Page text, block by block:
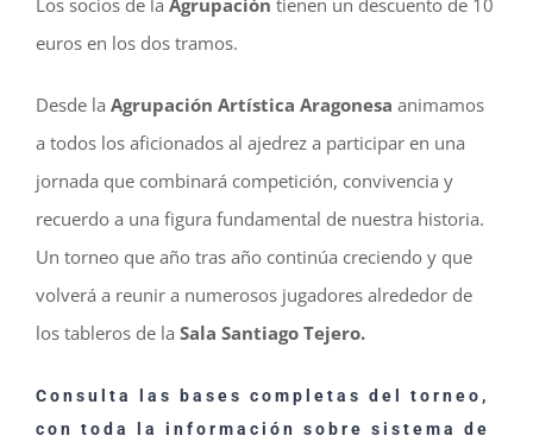
euros en los dos tramos.
Desde la Agrupación Artística Aragonesa animamos
a todos los aficionados al ajedrez a participar en una
jornada que combinará competición, convivencia y
recuerdo a una figura fundamental de nuestra historia.
Un torneo que año tras año continúa creciendo y que
volverá a reunir a numerosos jugadores alrededor de
los tableros de la Sala Santiago Tejero.
Consulta las bases completas del torneo,
con toda la información sobre sistema de